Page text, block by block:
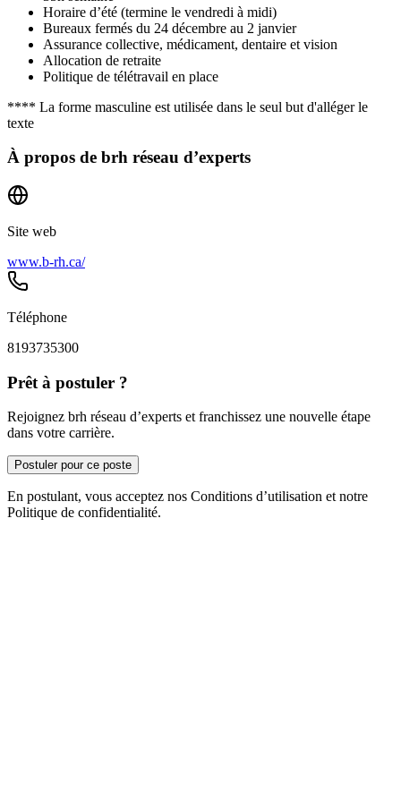
Horaire d’été (termine le vendredi à midi)
Bureaux fermés du 24 décembre au 2 janvier
Assurance collective, médicament, dentaire et vision
Allocation de retraite
Politique de télétravail en place
**** La forme masculine est utilisée dans le seul but d'alléger le
texte
À propos de brh réseau d’experts
Site web
www.b-rh.ca/
Téléphone
8193735300
Prêt à postuler ?
Rejoignez brh réseau d’experts et franchissez une nouvelle étape
dans votre carrière.
Postuler pour ce poste
En postulant, vous acceptez nos Conditions d’utilisation et notre
Politique de confidentialité.